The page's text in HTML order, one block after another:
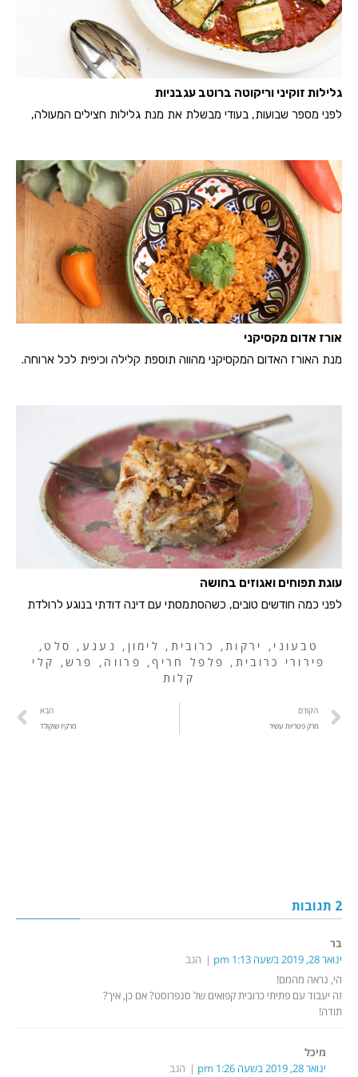
גלילות זוקיני וריקוטה ברוטב עגבניות
לפני מספר שבועות, בעודי מבשלת את מנת גלילות חצילים המעולה,
אורז אדום מקסיקני
מנת האורז האדום המקסיקני מהווה תוספת קלילה וכיפית לכל ארוחה.
עוגת תפוחים ואגוזים בחושה
לפני כמה חודשים טובים, כשהסתמסתי עם דינה דודתי בנוגע לרולדת
טבעוני , ירקות, כרובית , לימון , נענע , סלט ,
פירורי כרובית , פלפל חריף, פרווה , פרש,
קלי
קלות
הקודם
מרק פטריות עשיר
הבא
מרקיז שוקולד
2 תגובות
בר
ינואר 28, 2019 בשעה 1:13 pm
הגב
הי, נראה מהמם!
זה יעבוד עם פתיתי כרובית קפואים של סנפרוסט? אם כן, איך?
תודה!
מיכל
ינואר 28, 2019 בשעה 1:26 pm
הגב